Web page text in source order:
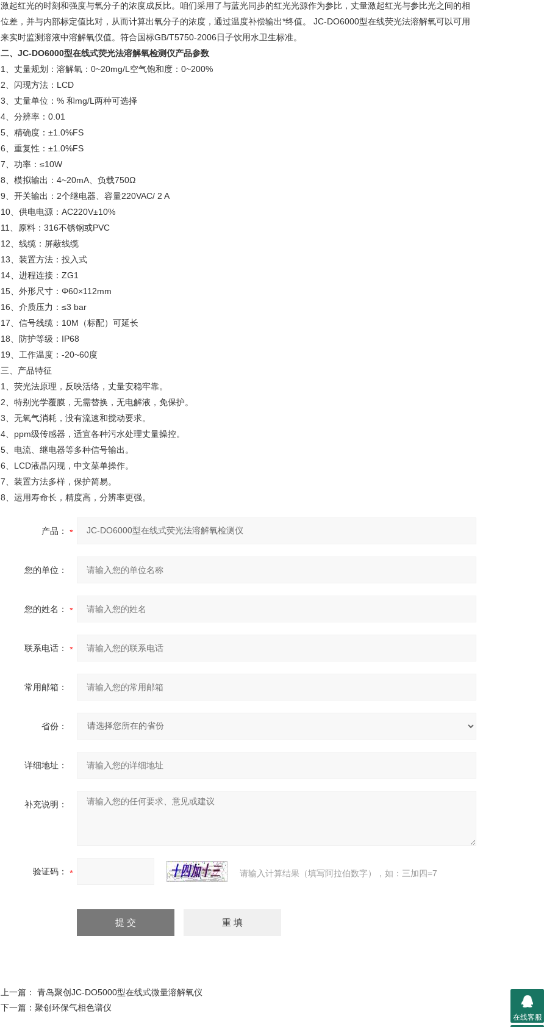
激起红光的时刻和强度与氧分子的浓度成反比。咱们采用了与蓝光同步的红光光源作为参比，丈量激起红光与参比光之间的相
位差，并与内部标定值比对，从而计算出氧分子的浓度，通过温度补偿输出*终值。 JC-DO6000型在线荧光法溶解氧可以可用
来实时监测溶液中溶解氧仪值。符合国标GB/T5750-2006日子饮用水卫生标准。
二、 JC-DO6000型在线式荧光法溶解氧检测仪产品参数
1、丈量规划：溶解氧：0~20mg/L空气饱和度：0~200%
2、闪现方法：LCD
3、丈量单位：% 和mg/L两种可选择
4、分辨率：0.01
5、精确度：±1.0%FS
6、重复性：±1.0%FS
7、功率：≤10W
8、模拟输出：4~20mA、负载750Ω
9、开关输出：2个继电器、容量220VAC/ 2 A
10、供电电源：AC220V±10%
11、原料：316不锈钢或PVC
12、线缆：屏蔽线缆
13、装置方法：投入式
14、进程连接：ZG1
15、外形尺寸：Φ60×112mm
16、介质压力：≤3 bar
17、信号线缆：10M（标配）可延长
18、防护等级：IP68
19、工作温度：-20~60度
三、产品特征
1、荧光法原理，反映活络，丈量安稳牢靠。
2、特别光学覆膜，无需替换，无电解液，免保护。
3、无氧气消耗，没有流速和搅动要求。
4、ppm级传感器，适宜各种污水处理丈量操控。
5、电流、继电器等多种信号输出。
6、LCD液晶闪现，中文菜单操作。
7、装置方法多样，保护简易。
8、运用寿命长，精度高，分辨率更强。
产品：
您的单位：
您的姓名：
联系电话：
常用邮箱：
省份：
详细地址：
补充说明：
验证码： 请输入计算结果（填写阿拉伯数字），如：三加四=7
上一篇： 青岛聚创JC-DO5000型在线式微量溶解氧仪
下一篇： 聚创环保气相色谱仪
在线客服